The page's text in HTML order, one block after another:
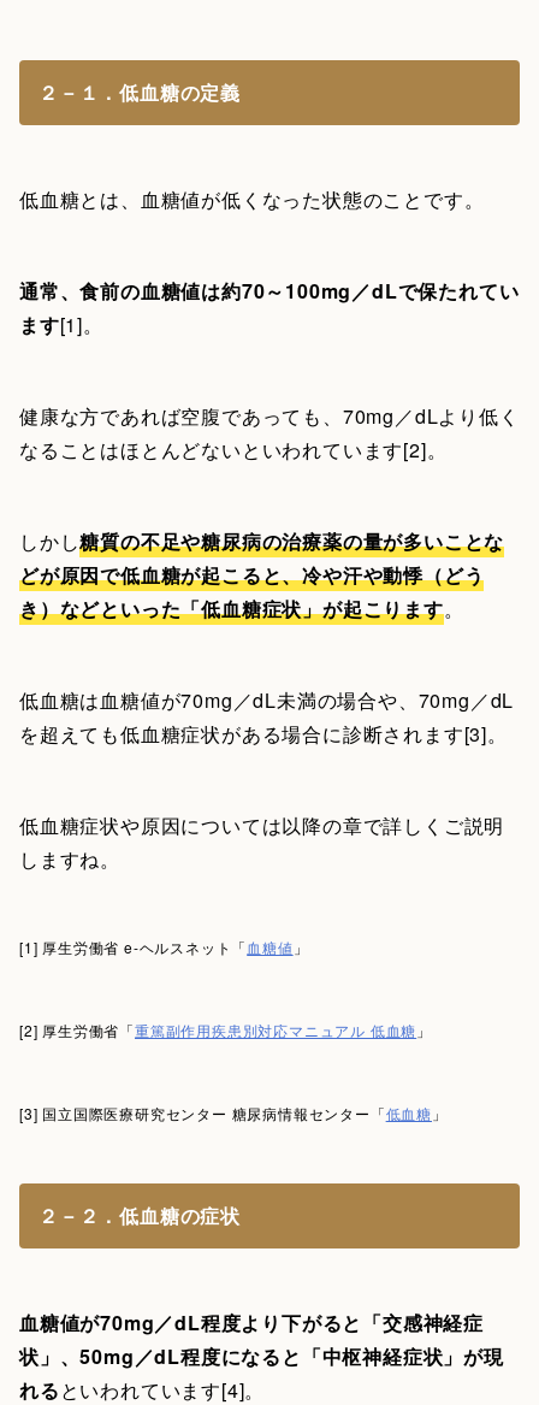
２－１．低血糖の定義
低血糖とは、血糖値が低くなった状態のことです。
通常、食前の血糖値は約70～100mg／dLで保たれてい
ます[1]。
健康な方であれば空腹であっても、70mg／dLより低く
なることはほとんどないといわれています[2]。
しかし糖質の不足や糖尿病の治療薬の量が多いことな
どが原因で低血糖が起こると、冷や汗や動悸（どう
き）などといった「低血糖症状」が起こります。
低血糖は血糖値が70mg／dL未満の場合や、70mg／dL
を超えても低血糖症状がある場合に診断されます[3]。
低血糖症状や原因については以降の章で詳しくご説明
しますね。
[1] 厚生労働省 e-ヘルスネット「血糖値 」
[2] 厚生労働省「重篤副作用疾患別対応マニュアル 低血糖 」
[3] 国立国際医療研究センター 糖尿病情報センター「低血糖 」
２－２．低血糖の症状
血糖値が70mg／dL程度より下がると「交感神経症
状」、50mg／dL程度になると「中枢神経症状」が現
れるといわれています[4]。